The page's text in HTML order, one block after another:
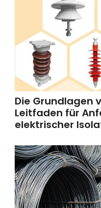
Die Grundlagen
Leitfaden für
elektrischer